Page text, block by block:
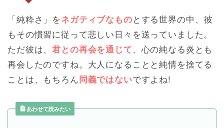
「純粋さ」をネガティブなもの とする世界の中、彼
もその慣習に従って悲しい日々を送っていました。
ただ彼は、君との再会を通じて 、心の純なる炎とも
再会したのですね。大人になることと純情を捨てる
ことは、もちろん 同義ではないですよね!
あわせて読みたい